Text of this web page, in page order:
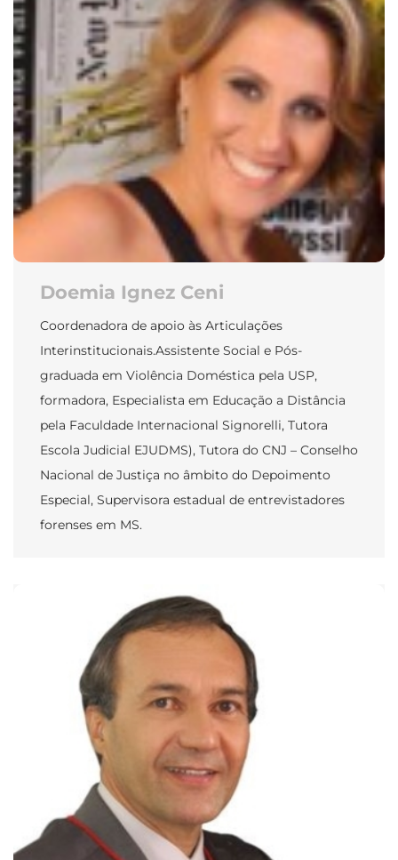
Doemia Ignez Ceni
Coordenadora de apoio às Articulações
Interinstitucionais.Assistente Social e Pós-
graduada em Violência Doméstica pela USP,
formadora, Especialista em Educação a Distância
pela Faculdade Internacional Signorelli, Tutora
Escola Judicial EJUDMS), Tutora do CNJ – Conselho
Nacional de Justiça no âmbito do Depoimento
Especial, Supervisora estadual de entrevistadores
forenses em MS.